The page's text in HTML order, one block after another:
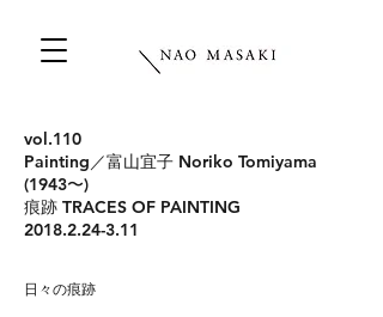
vol.110
Painting／富山宜子 Noriko Tomiyama
(1943〜)
痕跡 TRACES OF PAINTING
2018.2.24-3.11
日々の痕跡